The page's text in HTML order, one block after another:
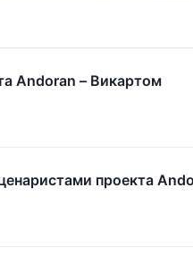
Andoran – Викартом
проекта